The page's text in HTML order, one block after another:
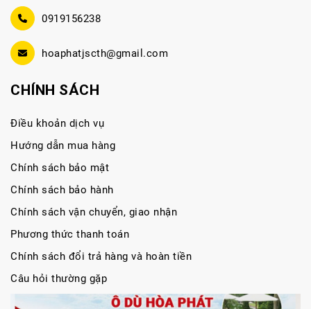
0919156238
hoaphatjscth@gmail.com
CHÍNH SÁCH
Điều khoản dịch vụ
Hướng dẫn mua hàng
Chính sách bảo mật
Chính sách bảo hành
Chính sách vận chuyển, giao nhận
Phương thức thanh toán
Chính sách đổi trả hàng và hoàn tiền
Câu hỏi thường gặp